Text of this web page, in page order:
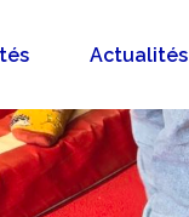
Actualités